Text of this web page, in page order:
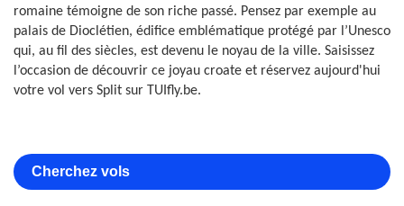
romaine témoigne de son riche passé. Pensez par exemple au
palais de Dioclétien, édifice emblématique protégé par l’Unesco
qui, au fil des siècles, est devenu le noyau de la ville. Saisissez
l’occasion de découvrir ce joyau croate et réservez aujourd'hui
votre vol vers Split sur TUIfly.be.
Cherchez vols